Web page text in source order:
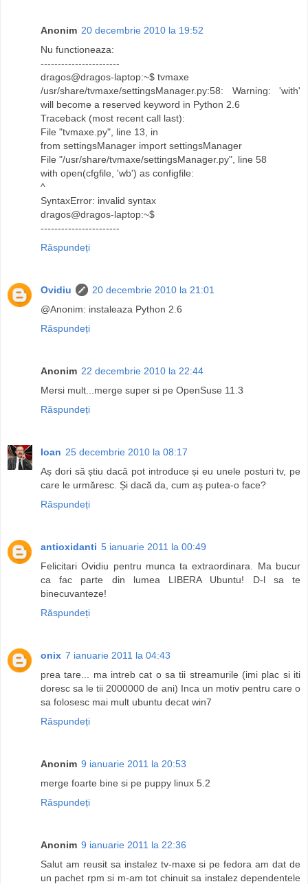
Anonim 20 decembrie 2010 la 19:52
Nu functioneaza:
-----------------------
dragos@dragos-laptop:~$ tvmaxe
/usr/share/tvmaxe/settingsManager.py:58: Warning: 'with'
will become a reserved keyword in Python 2.6
Traceback (most recent call last):
File "tvmaxe.py", line 13, in
from settingsManager import settingsManager
File "/usr/share/tvmaxe/settingsManager.py", line 58
with open(cfgfile, 'wb') as configfile:
^
SyntaxError: invalid syntax
dragos@dragos-laptop:~$
-----------------------
Răspundeți
Ovidiu
20 decembrie 2010 la 21:01
@Anonim: instaleaza Python 2.6
Răspundeți
Anonim 22 decembrie 2010 la 22:44
Mersi mult...merge super si pe OpenSuse 11.3
Răspundeți
Ioan 25 decembrie 2010 la 08:17
Aș dori să știu dacă pot introduce și eu unele posturi tv, pe
care le urmăresc. Și dacă da, cum aș putea-o face?
Răspundeți
antioxidanti 5 ianuarie 2011 la 00:49
Felicitari Ovidiu pentru munca ta extraordinara. Ma bucur
ca fac parte din lumea LIBERA Ubuntu! D-l sa te
binecuvanteze!
Răspundeți
onix 7 ianuarie 2011 la 04:43
prea tare... ma intreb cat o sa tii streamurile (imi plac si iti
doresc sa le tii 2000000 de ani) Inca un motiv pentru care o
sa folosesc mai mult ubuntu decat win7
Răspundeți
Anonim 9 ianuarie 2011 la 20:53
merge foarte bine si pe puppy linux 5.2
Răspundeți
Anonim 9 ianuarie 2011 la 22:36
Salut am reusit sa instalez tv-maxe si pe fedora am dat de
un pachet rpm si m-am tot chinuit sa instalez dependentele